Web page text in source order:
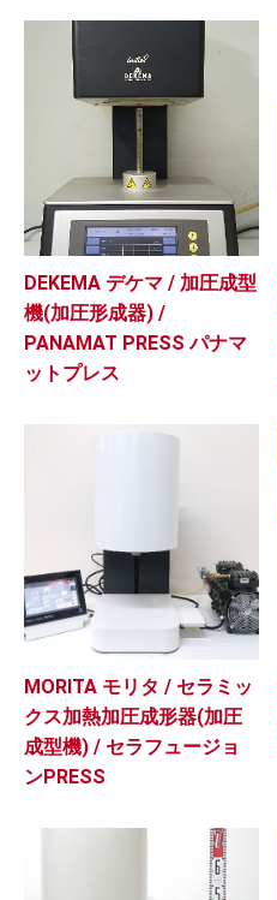
DEKEMA デケマ / 加圧成型
機(加圧形成器) /
PANAMAT PRESS パナマ
ットプレス
MORITA モリタ / セラミッ
クス加熱加圧成形器(加圧
成型機) / セラフュージョ
ンPRESS